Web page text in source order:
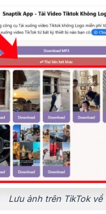
Lưu ảnh trên TikTok về